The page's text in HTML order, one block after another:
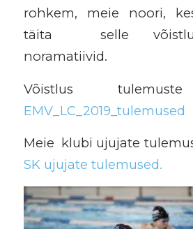
rohkem, meie noori,
täita selle
noramatiivid.
Võistlus
EMV_LC_2019_tulemused
Meie klubi ujujate
SK ujujate tulemused.